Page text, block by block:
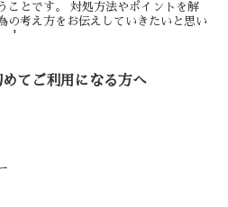
ことです。 対処方法やポイントを解
の考え方をお伝えしていきたいと思い
めてご利用になる方へ